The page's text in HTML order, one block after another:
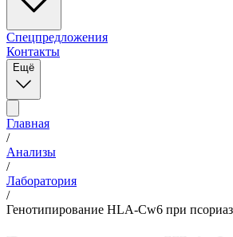
Спецпредложения
Контакты
Ещё
Главная
/
Анализы
/
Лаборатория
/
Генотипирование HLA-Cw6 при